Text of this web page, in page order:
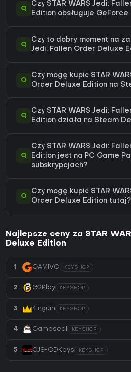
Q
Czy STAR WARS Jedi:
Edition obsługuje GeForce
Q
Czy to dobry moment na
Jedi: Fallen Order Deluxe
Q
Czy mogę kupić STAR
Order Deluxe Edition na
Q
Czy STAR WARS Jedi:
Edition działa na Steam
Q
Czy STAR WARS Jedi:
Edition jest na PC Game
subskrypcjach?
Q
Czy mogę kupić STAR
Order Deluxe Edition tutaj?
Najlepsze ceny za STAR
Deluxe Edition
1 GAMIVO KEYSHOP
2 G2Play KEYSHOP
3 Kinguin KEYSHOP
4 Gameseal KEYSHOP
5 CJS-CDKeys KEYSHOP